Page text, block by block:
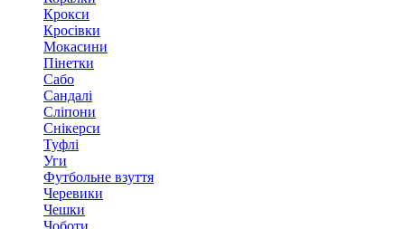
Крокси
Кросівки
Мокасини
Пінетки
Сабо
Сандалі
Сліпони
Снікерси
Туфлі
Уги
Футбольне взуття
Черевики
Чешки
Чоботи